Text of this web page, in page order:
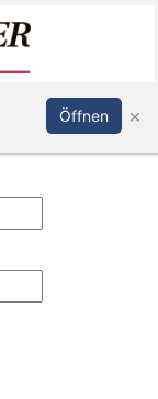
Anmelden
Öffnen ×